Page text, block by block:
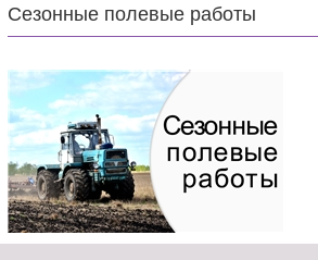
Сезонные полевые работы